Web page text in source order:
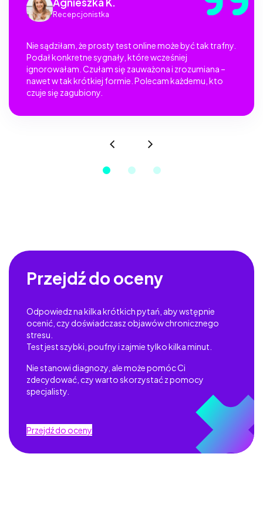
Recepcjonistka
Nie sądziłam, że prosty test online może być tak trafny.
Podał konkretne sygnały, które wcześniej
ignorowałam. Czułam się zauważona i zrozumiana –
nawet w tak krótkiej formie. Polecam każdemu, kto
czuje się zagubiony.
Przejdź do oceny
Odpowiedz na kilka krótkich pytań, aby wstępnie
ocenić, czy doświadczasz objawów chronicznego
stresu.
Test jest szybki, poufny i zajmie tylko kilka minut.
Nie stanowi diagnozy, ale może pomóc Ci
zdecydować, czy warto skorzystać z pomocy
specjalisty.
Przejdź do oceny